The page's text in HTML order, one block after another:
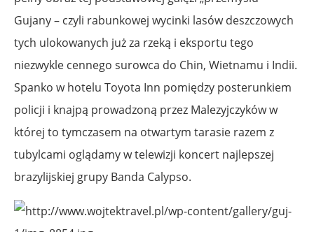
Gujany – czyli rabunkowej wycinki lasów deszczowych
tych ulokowanych już za rzeką i eksportu tego
niezwykle cennego surowca do Chin, Wietnamu i Indii.
Spanko w hotelu Toyota Inn pomiędzy posterunkiem
policji i knajpą prowadzoną przez Malezyjczyków w
której to tymczasem na otwartym tarasie razem z
tubylcami oglądamy w telewizji koncert najlepszej
brazylijskiej grupy Banda Calypso.